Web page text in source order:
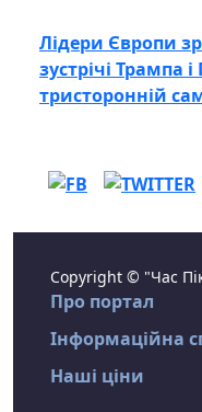
Лідери Європи
зустрічі Трампа і
тристоронній
Copyright © "Час
Про портал
Інформаційна
Наші ціни